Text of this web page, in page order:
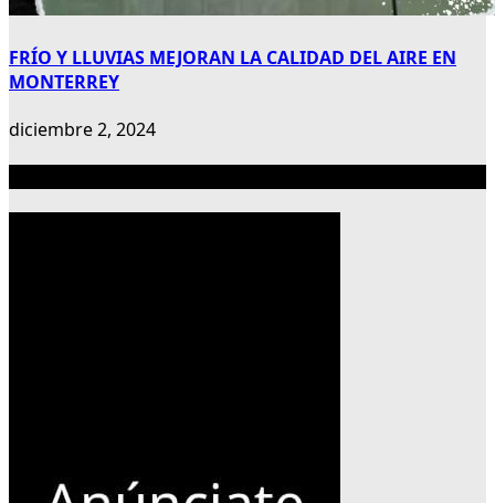
FRÍO Y LLUVIAS MEJORAN LA CALIDAD DEL AIRE EN
MONTERREY
diciembre 2, 2024